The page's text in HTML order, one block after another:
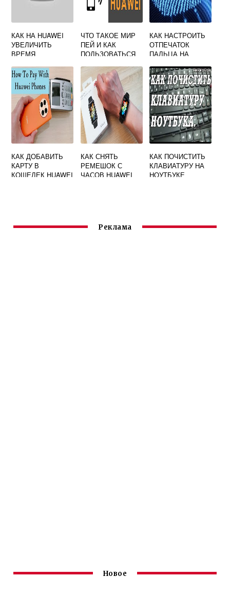
КАК НА HUAWEI
УВЕЛИЧИТЬ
ВРЕМЯ
ЭКРАНА
ЧТО ТАКОЕ МИР
ПЕЙ И КАК
ПОЛЬЗОВАТЬСЯ
HUAWEI
КАК НАСТРОИТЬ
ОТПЕЧАТОК
ПАЛЬЦА НА
HUAWEI
КАК ДОБАВИТЬ
КАРТУ В
КОШЕЛЕК HUAWEI
КАК СНЯТЬ
РЕМЕШОК С
ЧАСОВ HUAWEI
КАК ПОЧИСТИТЬ
КЛАВИАТУРУ НА
НОУТБУКЕ
Реклама
Новое